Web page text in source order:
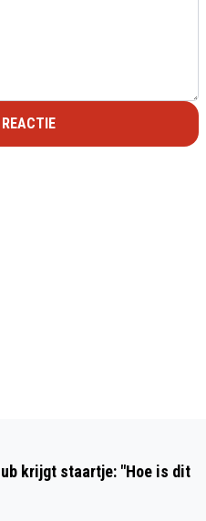
krijgt staartje: "Hoe is dit